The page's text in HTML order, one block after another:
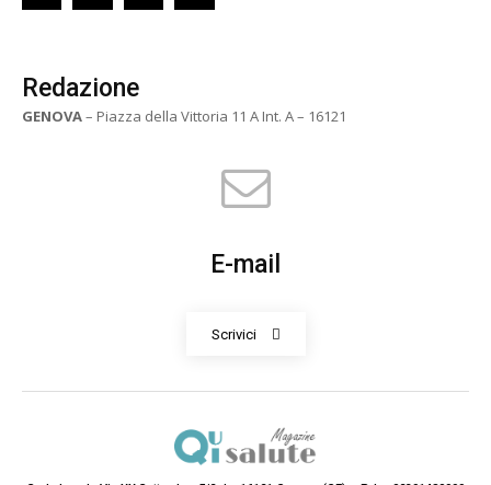
Redazione
GENOVA– Piazza della Vittoria 11 A Int. A – 16121
E-mail
Scrivici